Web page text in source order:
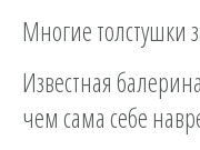
Многие толстушки
Известная
чем сама себе